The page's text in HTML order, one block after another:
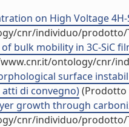
on High Voltage
cnr/individuo/prodotto/
bulk mobility in 3C-SiC
ontology/cnr/
surface
di convegno)(Prodotto
growth through
cnr/individuo/prodotto/